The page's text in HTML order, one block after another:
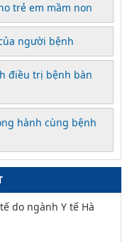
trẻ em mầm non
người bệnh
điều trị bệnh bàn
hành cùng bệnh
do ngành Y tế Hà